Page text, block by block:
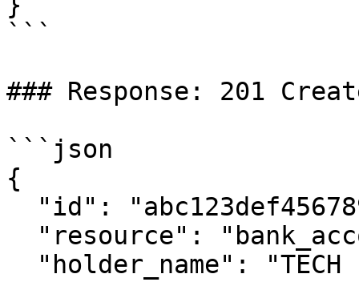
```
### Response: 201
```json
{